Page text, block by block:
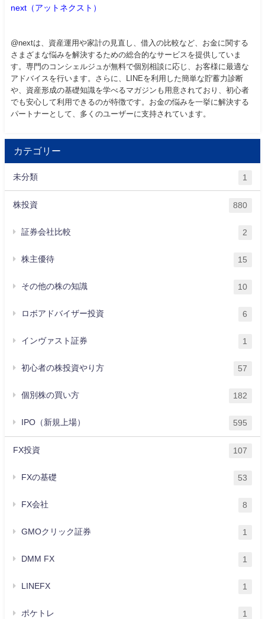
next（アットネクスト）
@nextは、資産運用や家計の見直し、借入の比較など、お金に関する
さまざまな悩みを解決するための総合的なサービスを提供していま
す。専門のコンシェルジュが無料で個別相談に応じ、お客様に最適な
アドバイスを行います。さらに、LINEを利用した簡単な貯蓄力診断
や、資産形成の基礎知識を学べるマガジンも用意されており、初心者
でも安心して利用できるのが特徴です。お金の悩みを一挙に解決する
パートナーとして、多くのユーザーに支持されています。
カテゴリー
未分類 1
株投資 880
証券会社比較 2
株主優待 15
その他の株の知識 10
ロボアドバイザー投資 6
インヴァスト証券 1
初心者の株投資やり方 57
個別株の買い方 182
IPO（新規上場） 595
FX投資 107
FXの基礎 53
FX会社 8
GMOクリック証券 1
DMM FX 1
LINEFX 1
ポケトレ 1